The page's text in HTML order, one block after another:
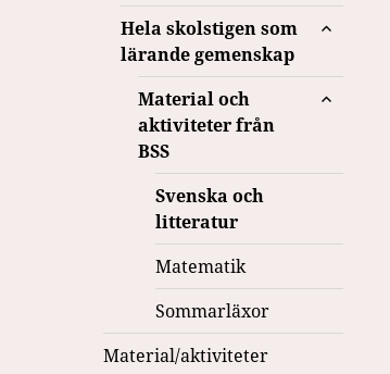
Hela skolstigen som
lärande gemenskap
expandera
Material och
aktiviteter från
BSS
expandera
Svenska och
litteratur
Matematik
Sommarläxor
Material/aktiviteter